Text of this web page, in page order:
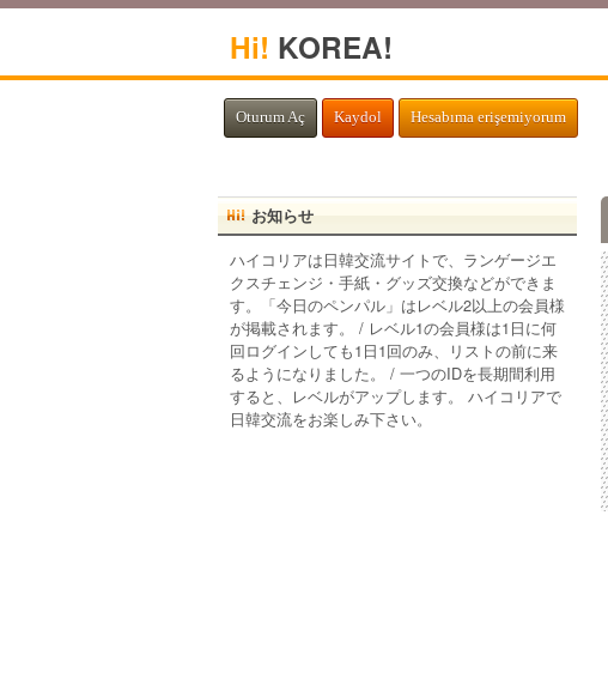
Hi! KOREA!
Oturum Aç Kaydol Hesabıma erişemiyorum
お知らせ
ハイコリアは日韓交流サイトで、ランゲージエ
クスチェンジ・手紙・グッズ交換などができま
す。「今日のペンパル」はレベル2以上の会員様
が掲載されます。 / レベル1の会員様は1日に何
回ログインしても1日1回のみ、リストの前に来
るようになりました。 / 一つのIDを長期間利用
すると、レベルがアップします。 ハイコリアで
日韓交流をお楽しみ下さい。